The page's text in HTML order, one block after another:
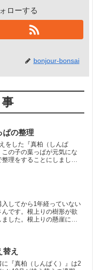
ローする
bonjour-bonsai
ぱの整理
をした『真柏（しんぱ
この子の葉っぱが元気にな
整理をすることにしまし
撮ってから思い...
入してから1年経っていない
んです。根上りの樹形が欲
ました。根上りの懸崖にす
がありま...
え
に『真柏（しんぱく）』は2